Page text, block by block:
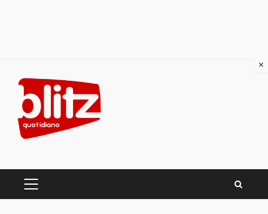
content
PRIMARY
×